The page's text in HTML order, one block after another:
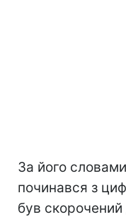
За його
починався з
був